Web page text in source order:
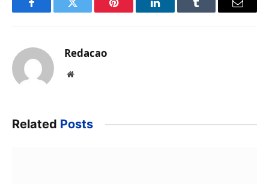
FacebookTwitter Pinterest LinkedInTumblr Email
Redacao
Website
Related Posts